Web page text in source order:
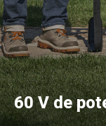
60 V de